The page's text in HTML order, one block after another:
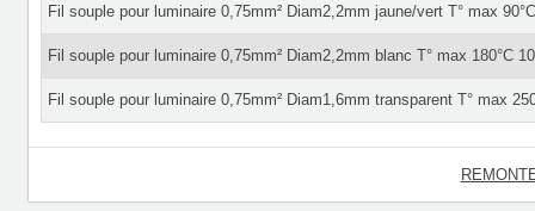
Fil souple pour luminaire 0,75mm² Diam2,2mm jaune/vert T° max
Fil souple pour luminaire 0,75mm² Diam2,2mm blanc T° max 180°C
Fil souple pour luminaire 0,75mm² Diam1,6mm transparent T° max